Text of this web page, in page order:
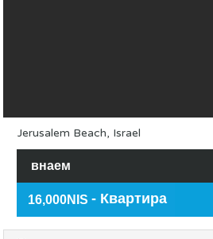
Jerusalem Beach, Israel
внаем
16,000NIS - Квартира